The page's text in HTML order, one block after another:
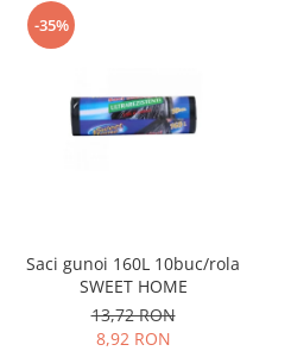
Pentru masini, biciclete si prim
ajutor
Pachete Cadou Premium
Promotii si reduceri
-35%
Saci gunoi 160L 10buc/rola
SWEET HOME
13,72 RON
8,92 RON